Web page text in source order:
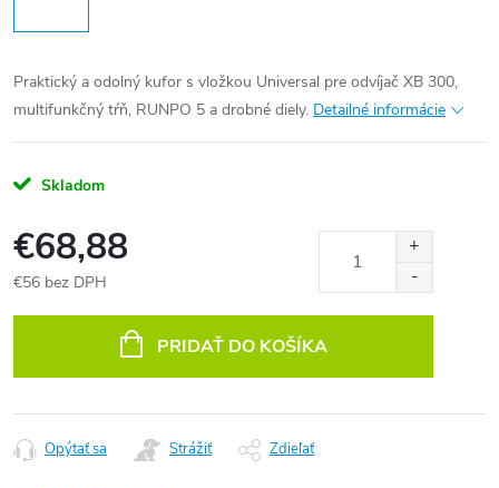
Praktický a odolný kufor s vložkou Universal pre odvíjač XB 300,
multifunkčný tŕň, RUNPO 5 a drobné diely. Detailné informácie
Skladom
€68,88
€56 bez DPH
PRIDAŤ DO KOŠÍKA
Opýtať sa Strážiť Zdieľať